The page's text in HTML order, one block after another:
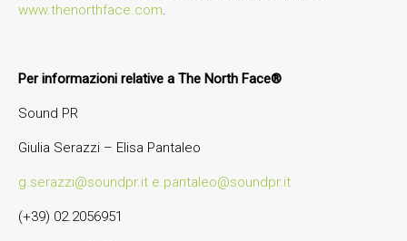
www.thenorthface.com.
Per informazioni relative a The North Face®
Sound PR
Giulia Serazzi – Elisa Pantaleo
g.serazzi@soundpr.it e.pantaleo@soundpr.it
(+39) 02.2056951